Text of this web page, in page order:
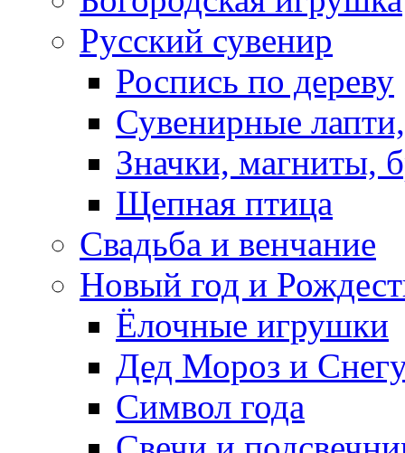
Русский сувенир
Роспись по дереву
Сувенирные
Значки, магниты,
Щепная птица
Свадьба и венчание
Новый год и
Ёлочные игрушки
Дед Мороз и
Символ года